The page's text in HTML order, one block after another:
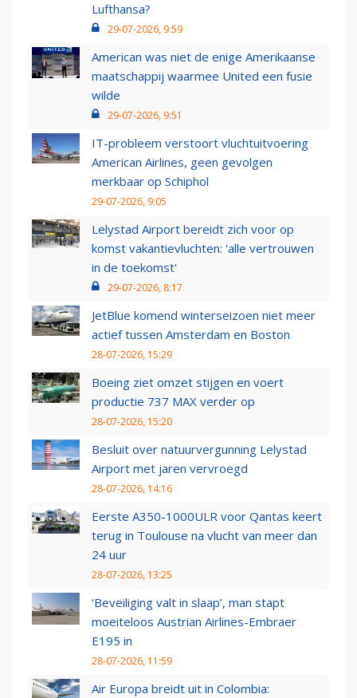
Lufthansa?
29-07-2026, 9:59
American was niet de enige Amerikaanse
maatschappij waarmee United een fusie
wilde
29-07-2026, 9:51
IT-probleem verstoort vluchtuitvoering
American Airlines, geen gevolgen
merkbaar op Schiphol
29-07-2026, 9:05
Lelystad Airport bereidt zich voor op
komst vakantievluchten: 'alle vertrouwen
in de toekomst'
29-07-2026, 8:17
JetBlue komend winterseizoen niet meer
actief tussen Amsterdam en Boston
28-07-2026, 15:29
Boeing ziet omzet stijgen en voert
productie 737 MAX verder op
28-07-2026, 15:20
Besluit over natuurvergunning Lelystad
Airport met jaren vervroegd
28-07-2026, 14:16
Eerste A350-1000ULR voor Qantas keert
terug in Toulouse na vlucht van meer dan
24 uur
28-07-2026, 13:25
‘Beveiliging valt in slaap’, man stapt
moeiteloos Austrian Airlines-Embraer
E195 in
28-07-2026, 11:59
Air Europa breidt uit in Colombia: